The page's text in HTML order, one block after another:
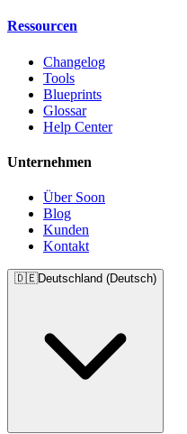
Ressourcen
Changelog
Tools
Blueprints
Glossar
Help Center
Unternehmen
Über Soon
Blog
Kunden
Kontakt
🇩🇪Deutschland (Deutsch)